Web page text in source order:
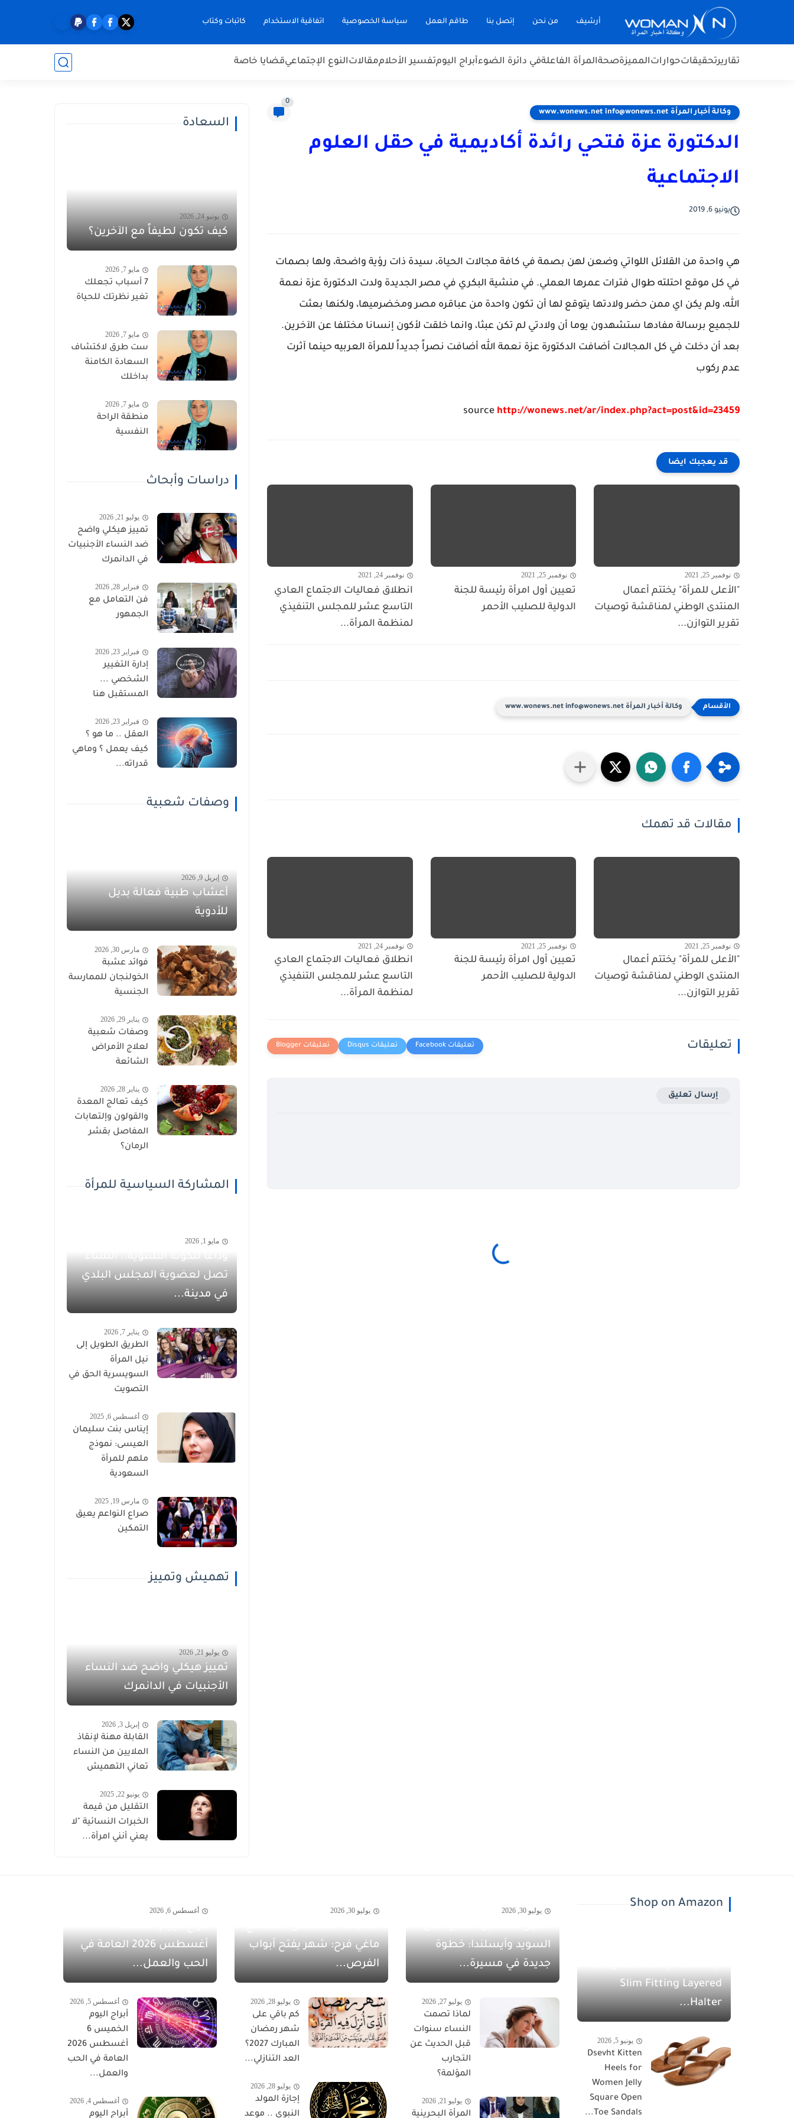
أرشيف من نحن إتصل بنا طاقم العمل سياسة الخصوصية اتفاقية الاستخدام كاتبات وكتاب
تقاريرتحقيقاتحواراتالمميزةصحةالمرأة الفاعلةفي دائرة الضوءأبراج اليومتفسير الأحلاممقالاتالنوع الإجتماعيقضايا خاصة
وكالة أخبار المرأة www.wonews.net info@wonews.net
0
الدكتورة عزة فتحي رائدة أكاديمية في حقل العلوم
الاجتماعية
يونيو 6, 2019
هي واحدة من القلائل اللواتي وضعن لهن بصمة في كافة مجالات الحياة، سيدة ذات رؤية واضحة، ولها بصمات
في كل موقع احتلته طوال فترات عمرها العملي. في منشية البكري في مصر الجديدة ولدت الدكتورة عزة نعمة
الله، ولم يكن اي ممن حضر ولادتها يتوقع لها أن تكون واحدة من عباقره مصر ومخضرميها، ولكنها بعثت
للجميع برسالة مفادها ستشهدون يوما أن ولادتي لم تكن عبثا، وانما خلقت لأكون إنسانا مختلفا عن الآخرين.
بعد أن دخلت في كل المجالات أضافت الدكتورة عزة نعمة الله أضافت نصراً جديداً للمرأة العربيه حينما آثرت
عدم ركوب
source http://wonews.net/ar/index.php?act=post&id=23459
قد يعجبك ايضا
نوفمبر 25, 2021
"الأعلى للمرأة" يختتم أعمال
المنتدى الوطني لمناقشة توصيات
تقرير التوازن...
نوفمبر 25, 2021
تعيين أول امرأة رئيسة للجنة
الدولية للصليب الأحمر
نوفمبر 24, 2021
انطلاق فعاليات الاجتماع العادي
التاسع عشر للمجلس التنفيذي
لمنظمة المرأة...
وكالة أخبار المرأة www.wonews.net info@wonews.net
مقالات قد تهمك
نوفمبر 25, 2021
"الأعلى للمرأة" يختتم أعمال
المنتدى الوطني لمناقشة توصيات
تقرير التوازن...
نوفمبر 25, 2021
تعيين أول امرأة رئيسة للجنة
الدولية للصليب الأحمر
نوفمبر 24, 2021
انطلاق فعاليات الاجتماع العادي
التاسع عشر للمجلس التنفيذي
لمنظمة المرأة...
تعليقات
إرسال تعليق
السعادة
يونيو 24, 2026
كيف تكون لطيفاً مع الآخرين؟
مايو 7, 2026
7 أسباب تجعلك
تغير نظرتك للحياة
مايو 7, 2026
ست طرق لاكتشاف
السعادة الكامنة
بداخلك
مايو 7, 2026
منطقة الراحة
النفسية
دراسات وأبحاث
يوليو 21, 2026
تمييز هيكلي واضح
ضد النساء الأجنبيات
في الدانمرك
فبراير 28, 2026
فن التعامل مع
الجمهور
فبراير 23, 2026
إدارة التغيير
الشخصي ...
المستقبل هنا
فبراير 23, 2026
العقل .. ما هو ؟
كيف يعمل ؟ وماهي
قدراته...
وصفات شعبية
إبريل 9, 2026
أعشاب طبية فعالة بديل
للأدوية
مارس 30, 2026
فوائد عشبة
الخولنجان للممارسة
الجنسية
يناير 29, 2026
وصفات شعبية
لعلاج الأمراض
الشائعة
يناير 28, 2026
كيف تعالج المعدة
والقولون وإلتهابات
المفاصل بقشر
الرمان؟
المشاركة السياسية للمرأة
مايو 1, 2026
وداعاً للكوتة النسوية.. النساء
تصل لعضوية المجلس البلدي
في مدينة...
يناير 7, 2026
الطريق الطويل إلى
نيل المرأة
السويسرية الحق في
التصويت
أغسطس 6, 2025
إيناس بنت سليمان
العيسى: نموذج
ملهم للمرأة
السعودية
مارس 19, 2025
صراع النواعم يعيق
التمكين
تهميش وتمييز
يوليو 21, 2026
تمييز هيكلي واضح ضد النساء
الأجنبيات في الدانمرك
إبريل 3, 2026
القابلة مهنة لإنقاذ
الملايين من النساء
تعاني التهميش
يونيو 22, 2025
التقليل من قيمة
الخبرات النسائية "لا
يعني أنني امرأة...
Shop on Amazon
Slim Fitting Layered
Halter...
يونيو 5, 2026
Dsevht Kitten
Heels for
Women Jelly
Square Open
Toe Sandals...
يوليو 30, 2026
السويد وآيسلندا: خطوة
جديدة في مسيرة...
يوليو 27, 2026
لماذا تصمت
النساء سنوات
قبل الحديث عن
التجارب
المؤلمة؟
يوليو 21, 2026
المرأة البحرينية
يوليو 30, 2026
ماغي فرح: شهر يفتح أبواب
الفرص...
يوليو 28, 2026
كم باقي على
شهر رمضان
المبارك 2027؟
العد التنازلي...
يوليو 28, 2026
إجازة المولد
النبوي .. موعد
أغسطس 6, 2026
أغسطس 2026 العامة في
الحب والعمل...
أغسطس 5, 2026
أبراج اليوم
الخميس 6
أغسطس 2026
العامة في الحب
والعمل...
أغسطس 4, 2026
أبراج اليوم